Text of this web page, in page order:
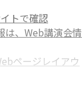
トで確認
は、Web講演会情
ページレイアウ